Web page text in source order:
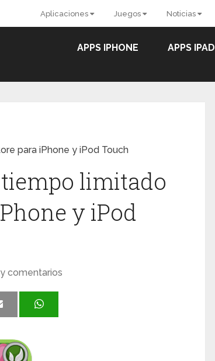
Aplicaciones Juegos Noticias
APPS IPHONE APPS IPAD
para iPhone y iPod Touch
limitado
y iPod
comentarios